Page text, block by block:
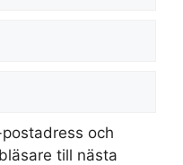
och
till nästa